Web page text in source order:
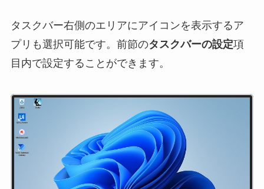
タスクバー右側のエリアにアイコンを表示するア
プリも選択可能です。前節のタスクバーの設定項
目内で設定することができます。